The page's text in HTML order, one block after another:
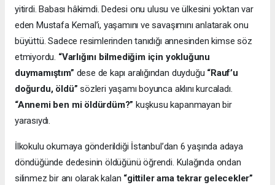
yitirdi. Babası hâkimdi. Dedesi onu ulusu ve ülkesini yoktan var
eden Mustafa Kemal’i, yaşamını ve savaşımını anlatarak onu
büyüttü. Sadece resimlerinden tanıdığı annesinden kimse söz
etmiyordu. “Varlığını bilmediğim için yokluğunu
duymamıştım” dese de kapı aralığından duyduğu “Rauf’u
doğurdu, öldü” sözleri yaşamı boyunca aklını kurcaladı.
“Annemi ben mi öldürdüm?”kuşkusu kapanmayan bir
yarasıydı.
İlkokulu okumaya gönderildiği İstanbul’dan 6 yaşında adaya
döndüğünde dedesinin öldüğünü öğrendi. Kulağında ondan
silinmez bir anı olarak kalan “gittiler ama tekrar gelecekler”